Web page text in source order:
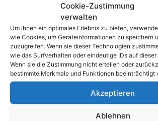
Cookie-Zustimmung
verwalten
Um ihnen ein optimales Erlebnis zu bieten,
wie Cookies, um Geräteinformationen zu speichern
zuzugreifen. Wenn sie dieser Technologien
wie das Surfverhalten oder eindeutige IDs auf
Wenn sie die Zustimmung nicht erteilen oder
bestimmte Merkmale und Funktionen beeinträchtigt
Akzeptieren
Ablehnen
eingehalten werden. Durch die
anderen Fachbereichen wird dies
Die nationalen Vorschriften sind
Schweiz müssen VEFKs die
„Schweizerischen
befolgen. Diese betreffen unter
Arbeitssicherheit und den
Arbeitsplatz. Die Einhaltung dieser
minimiert das Unfallrisiko und schützt